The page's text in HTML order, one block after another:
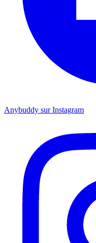
Anybuddy sur Instagram